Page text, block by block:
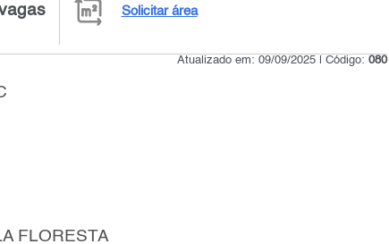
Solicitar área
Atualizado em: 09/09/2025 | Código:080
FLORESTA